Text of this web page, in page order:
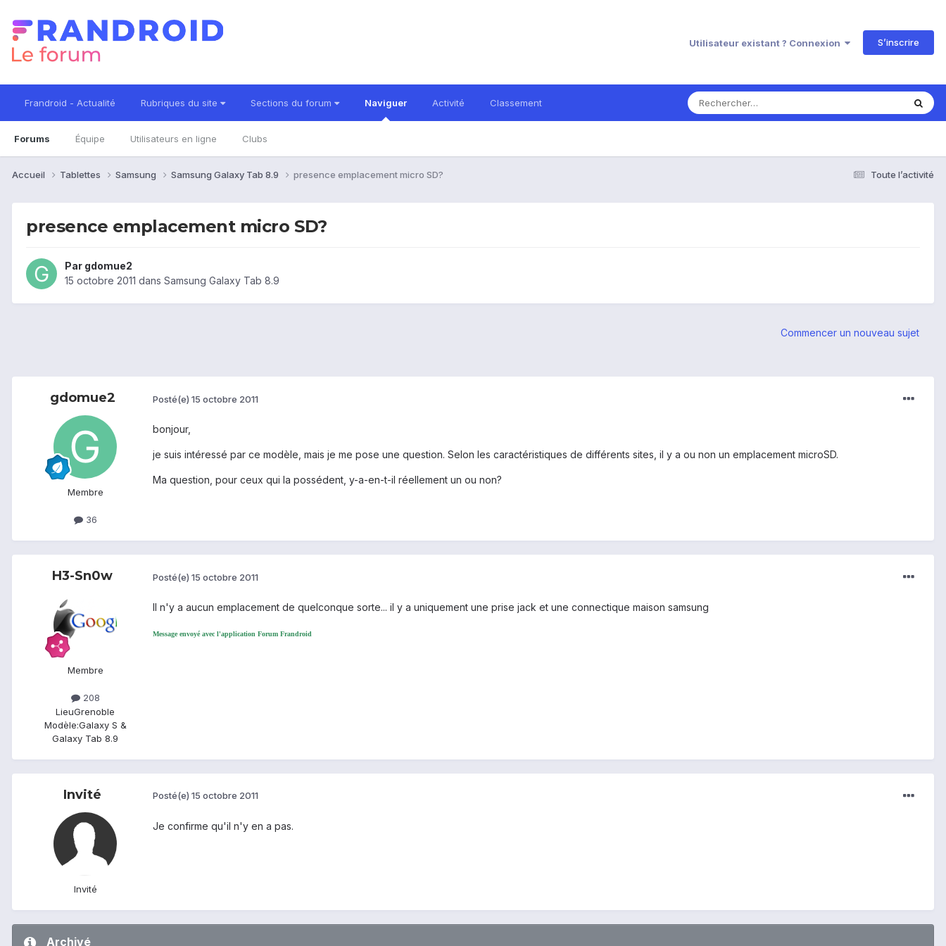
Utilisateur existant ? Connexion S’inscrire
Frandroid - Actualité Rubriques du site Sections du forum Naviguer
Forums Équipe Utilisateurs en ligne Clubs
Activité Classement
Toute l’activité
Accueil Tablettes Samsung Samsung Galaxy Tab 8.9 presence emplacement micro SD?
presence emplacement micro SD?
Par gdomue2
15 octobre 2011 dans Samsung Galaxy Tab 8.9
Commencer un nouveau sujet
gdomue2
Membre
36
Posté(e) 15 octobre 2011
bonjour,
je suis intéressé par ce modèle, mais je me pose une question. Selon les caractéristiques de différents sites, il y a ou non un emplacement microSD.
Ma question, pour ceux qui la possédent, y-a-en-t-il réellement un ou non?
H3-Sn0w
Membre
208
LieuGrenoble
Modèle:Galaxy S &
Galaxy Tab 8.9
Posté(e) 15 octobre 2011
Il n'y a aucun emplacement de quelconque sorte... il y a uniquement une prise jack et une connectique maison samsung
Message envoyé avec l'application Forum Frandroid
Invité
Invité
Posté(e) 15 octobre 2011
Je confirme qu'il n'y en a pas.
Archivé